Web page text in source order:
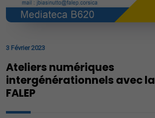
3 Février 2023
Ateliers numériques
intergénérationnels avec la
FALEP